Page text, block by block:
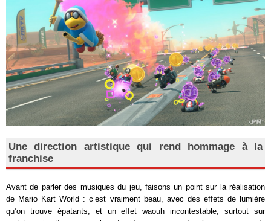
Une direction artistique qui rend hommage à la
franchise
Avant de parler des musiques du jeu, faisons un point sur la réalisation
de Mario Kart World : c’est vraiment beau, avec des effets de lumière
qu’on trouve épatants, et un effet waouh incontestable, surtout sur